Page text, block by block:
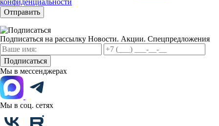
конфиденциальности
Отправить
Подписаться на рассылку Новости. Акции. Спецпредложения
Подписаться
Мы в мессенджерах
Мы в соц. сетях